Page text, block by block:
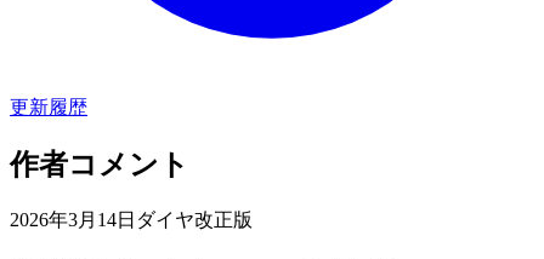
更新履歴
作者コメント
2026年3月14日ダイヤ改正版